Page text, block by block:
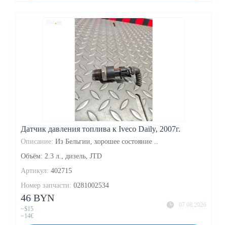
Датчик давления топлива к Iveco Daily, 2007г.
Описание: Из Бельгии, хорошее состояние ..
Объём: 2.3 л., дизель, JTD
Артикул: 402715
Номер запчасти: 0281002534
07.08.2026
46 BYN
~$15
~14€